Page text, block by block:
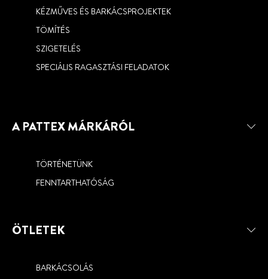
KÉZMŰVES ÉS BARKÁCSPROJEKTEK
TÖMÍTÉS
SZIGETELÉS
SPECIÁLIS RAGASZTÁSI FELADATOK
A PATTEX MÁRKÁRÓL
TÖRTÉNETÜNK
FENNTARTHATÓSÁG
ÖTLETEK
BARKÁCSOLÁS